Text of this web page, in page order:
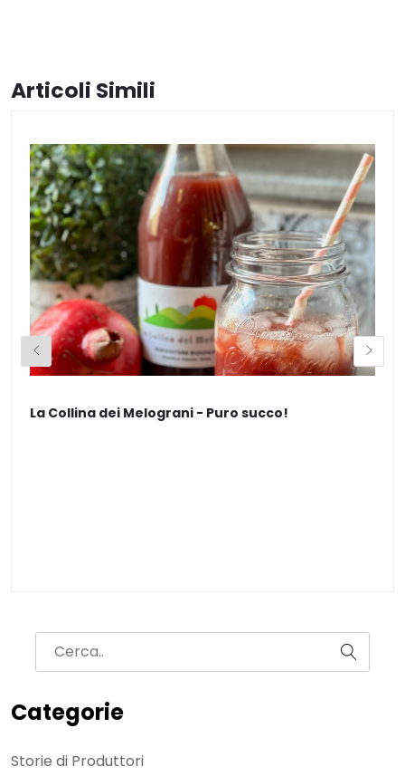
Articoli Simili
La Collina dei Melograni - Puro succo!
Categorie
Storie di Produttori